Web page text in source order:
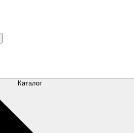
Каталог